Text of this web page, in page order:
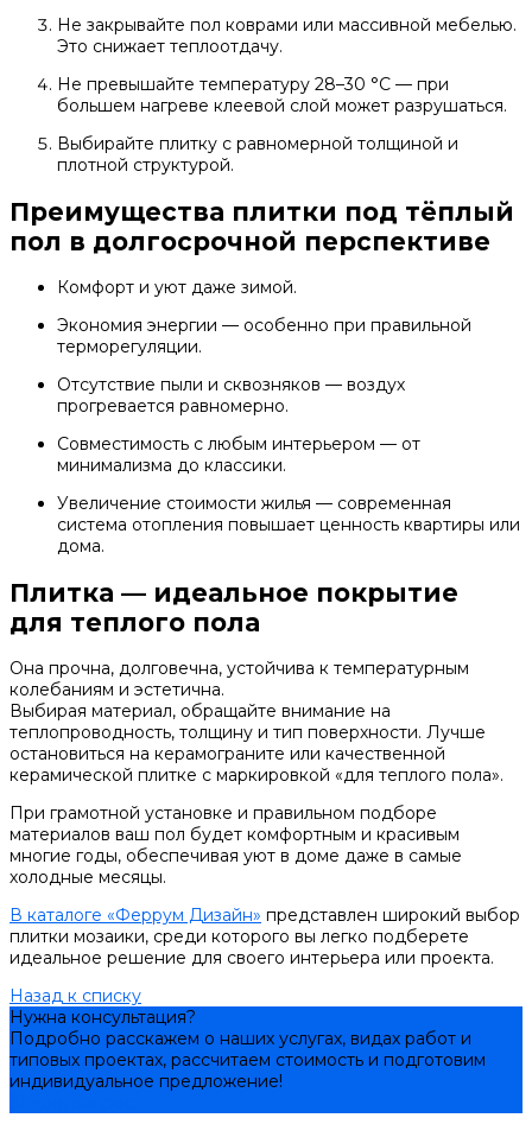
Не закрывайте пол коврами или массивной мебелью.
Это снижает теплоотдачу.
Не превышайте температуру 28–30 °C — при
большем нагреве клеевой слой может разрушаться.
Выбирайте плитку с равномерной толщиной и
плотной структурой.
Преимущества плитки под тёплый
пол в долгосрочной перспективе
Комфорт и уют даже зимой.
Экономия энергии — особенно при правильной
терморегуляции.
Отсутствие пыли и сквозняков — воздух
прогревается равномерно.
Совместимость с любым интерьером — от
минимализма до классики.
Увеличение стоимости жилья — современная
система отопления повышает ценность квартиры или
дома.
Плитка — идеальное покрытие
для теплого пола
Она прочна, долговечна, устойчива к температурным
колебаниям и эстетична.
Выбирая материал, обращайте внимание на
теплопроводность, толщину и тип поверхности. Лучше
остановиться на керамограните или качественной
керамической плитке с маркировкой «для теплого пола».
При грамотной установке и правильном подборе
материалов ваш пол будет комфортным и красивым
многие годы, обеспечивая уют в доме даже в самые
холодные месяцы.
В каталоге «Феррум Дизайн» представлен широкий выбор
плитки мозаики, среди которого вы легко подберете
идеальное решение для своего интерьера или проекта.
Назад к списку
Нужна консультация?
Подробно расскажем о наших услугах, видах работ и
типовых проектах, рассчитаем стоимость и подготовим
индивидуальное предложение!